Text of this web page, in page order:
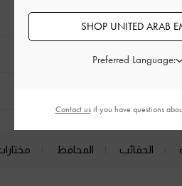
الحقائب المحافظ
SHOP UNITED ARAB
Preferred Language:
Contact usif you have questions